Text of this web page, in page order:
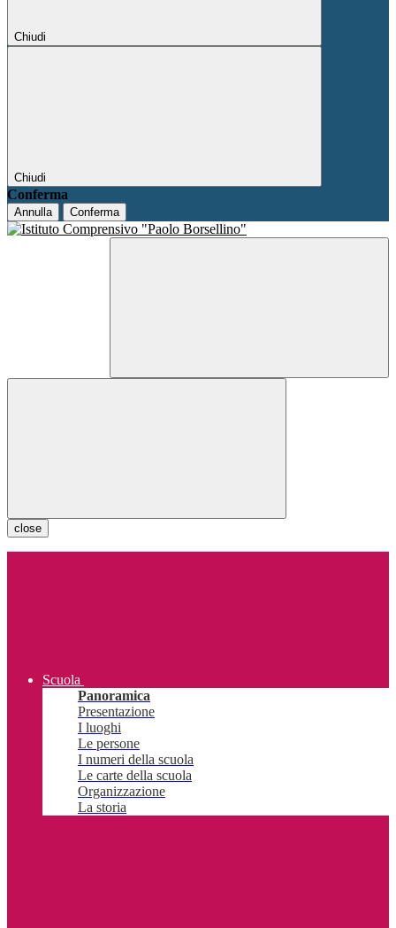
Chiudi
Chiudi
Conferma
Annulla Conferma
close
Scuola
Panoramica
Presentazione
I luoghi
Le persone
I numeri della scuola
Le carte della scuola
Organizzazione
La storia